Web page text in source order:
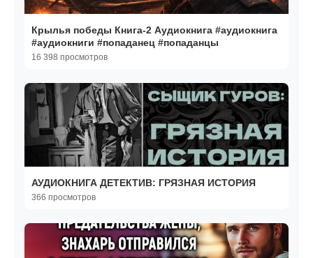
Крылья победы Книга-2 Аудиокнига #аудиокнига
#аудиокниги #попаданец #попаданцы
16 398 просмотров
АУДИОКНИГА ДЕТЕКТИВ: ГРЯЗНАЯ ИСТОРИЯ
366 просмотров